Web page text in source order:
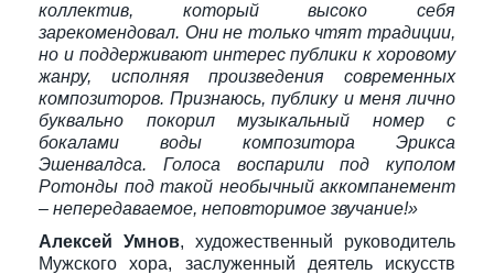
коллектив, который высоко себя
зарекомендовал. Они не только чтят традиции,
но и поддерживают интерес публики к хоровому
жанру, исполняя произведения современных
композиторов. Признаюсь, публику и меня лично
буквально покорил музыкальный номер с
бокалами воды композитора Эрикса
Эшенвалдса. Голоса воспарили под куполом
Ротонды под такой необычный аккомпанемент
– непередаваемое, неповторимое звучание!»
Алексей Умнов, художественный руководитель
Мужского хора, заслуженный деятель искусств